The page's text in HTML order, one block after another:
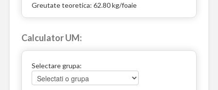
Greutate teoretica: 62.80 kg/foaie
Calculator UM:
Selectare grupa: